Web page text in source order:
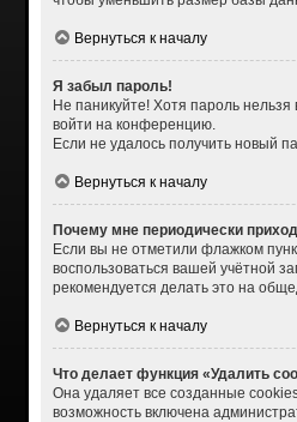
Вернуться к началу
Я забыл пароль!
Не паникуйте! Хотя пароль
войти на конференцию.
Если не удалось получить новый
Вернуться к началу
Почему мне периодически
Если вы не отметили флажком
воспользоваться вашей учётной
рекомендуется делать это на
Вернуться к началу
Что делает функция «Удалить
Она удаляет все созданные
возможность включена